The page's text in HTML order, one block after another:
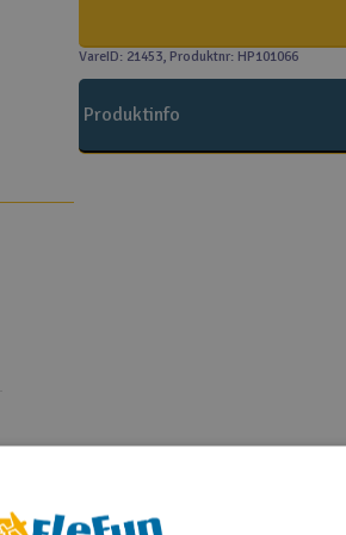
VareID: 21453, Produktnr: HP101066
Produktinfo